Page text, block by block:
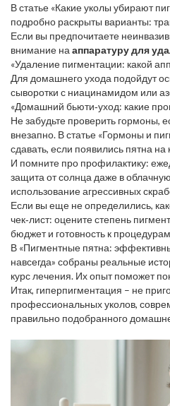
В статье «Какие уколы убирают
подробно раскрыты варианты:
витамин C и PRP. Они работают
ускоряя обновление клеток. При
количество сеансов и возможные
Если вы предпочитаете
внимание на аппаратуру для
«Удаление пигментации: какой
безопасный?» сравнивает
понять, какой тип подходит
Для домашнего ухода подойдут
сыворотки с ниацинамидом или
«Домашний бьюти‑уход: какие
квартире» собраны простые
без визита к специалисту.
Не забудьте проверить гормоны,
внезапно. В статье «Гормоны и
сдавать, если появились пятна
анализы и как их
И помните про профилактику:
защита от солнца даже в
использование агрессивных
замедлить появление новых
Если вы еще не определились,
чек‑лист: оцените степень
бюджет и готовность к
половина успеха.
В «Пигментные пятна:
навсегда» собраны реальные
курс лечения. Их опыт поможет
процедуры.
Итак, гиперпигментация – не
профессиональных уколов,
правильно подобранного
откладывать визит к специалисту